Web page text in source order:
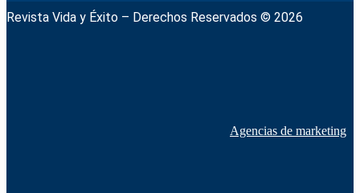
Revista Vida y Éxito – Derechos Reservados © 2026
Agencias de marketing